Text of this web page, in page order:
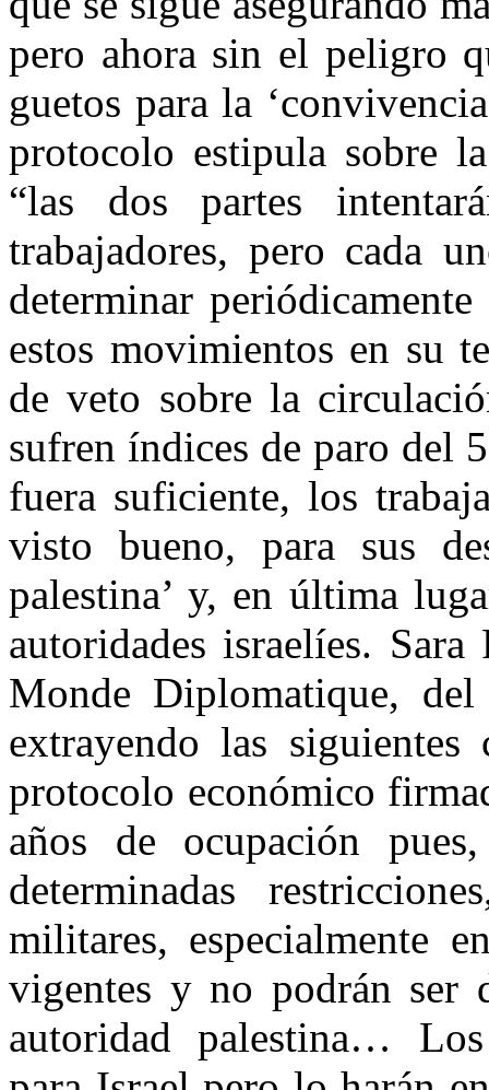
pero ahora sin el peligro
guetos para la
protocolo estipula sobre
“las dos partes
trabajadores, pero cada
determinar
estos movimientos en su
de veto sobre la
sufren índices de paro del
fuera suficiente, los
visto bueno, para sus
palestina’ y, en última
autoridades israelíes.
Monde Diplomatique, del
extrayendo las
protocolo económico
años de ocupación
determinadas
militares, especialmente
vigentes y no podrán ser
autoridad palestina…